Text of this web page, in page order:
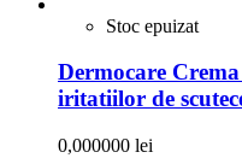
Stoc epuizat
Dermocare
iritatiilor de
0,000000 lei